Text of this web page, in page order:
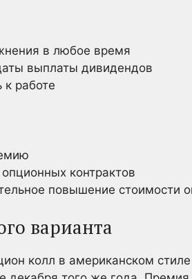
в любое время
выплаты дивидендов
к работе
контрактов
повышение стоимости
варианта
колл в американском